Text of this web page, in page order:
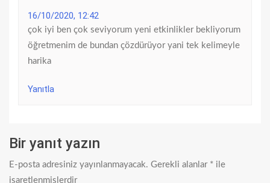
16/10/2020, 12:42
çok iyi ben çok seviyorum yeni etkinlikler bekliyorum
öğretmenim de bundan çözdürüyor yani tek kelimeyle
harika
Yanıtla
Bir yanıt yazın
E-posta adresiniz yayınlanmayacak. Gerekli alanlar * ile
işaretlenmişlerdir